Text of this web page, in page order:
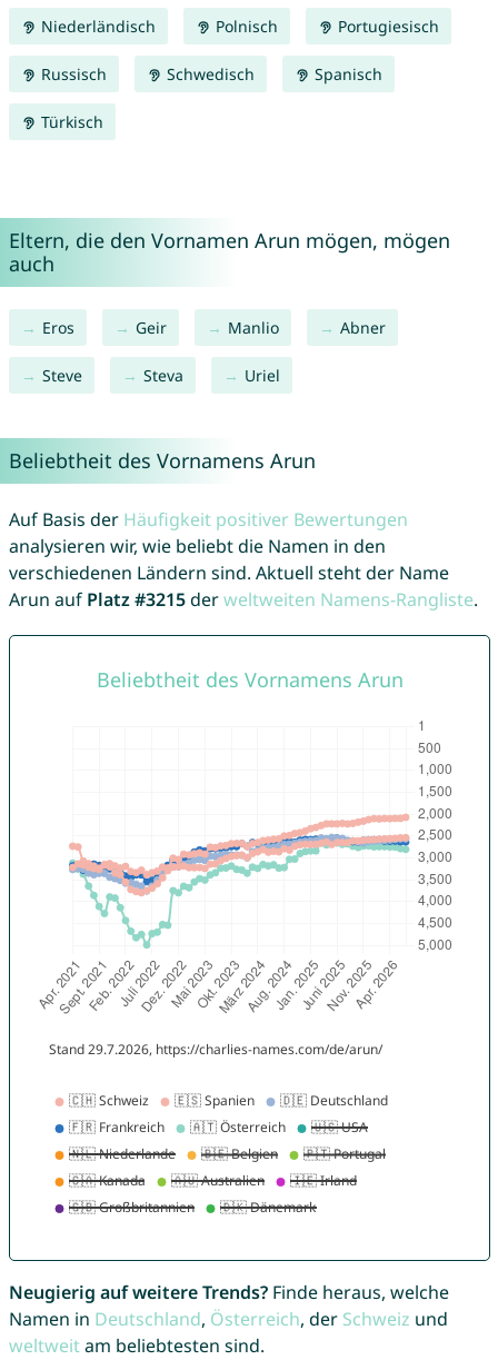
Niederländisch Polnisch Portugiesisch
Russisch Schwedisch Spanisch
Türkisch
Eltern, die den Vornamen Arun mögen, mögen
auch
Eros Geir Manlio Abner
Steve Steva Uriel
Beliebtheit des Vornamens Arun
Auf Basis der Häufigkeit positiver Bewertungen
analysieren wir, wie beliebt die Namen in den
verschiedenen Ländern sind. Aktuell steht der Name
Arun auf Platz #3215derweltweiten Namens-Rangliste.
Neugierig auf weitere Trends?Finde heraus, welche
Namen in Deutschland, Österreich, der Schweiz und
weltweitam beliebtesten sind.